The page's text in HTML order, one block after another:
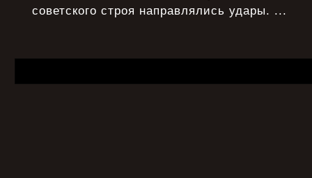
советского строя направлялись удары. ...